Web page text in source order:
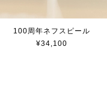
100周年ネフスピール
¥34,100